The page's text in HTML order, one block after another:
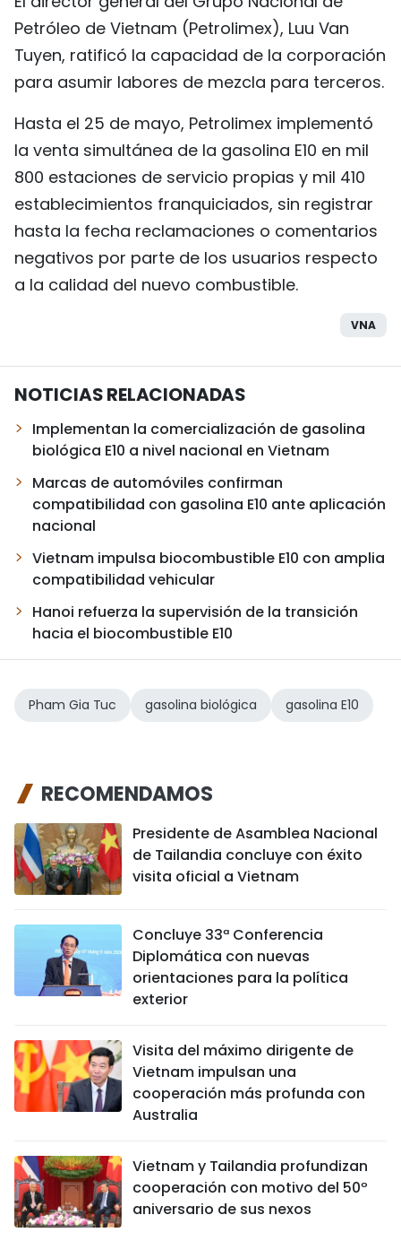
Petróleo de Vietnam (Petrolimex), Luu Van
Tuyen, ratificó la capacidad de la corporación
para asumir labores de mezcla para terceros.
Hasta el 25 de mayo, Petrolimex implementó
la venta simultánea de la gasolina E10 en mil
800 estaciones de servicio propias y mil 410
establecimientos franquiciados, sin registrar
hasta la fecha reclamaciones o comentarios
negativos por parte de los usuarios respecto
a la calidad del nuevo combustible.
VNA
NOTICIAS RELACIONADAS
Implementan la comercialización de gasolina
biológica E10 a nivel nacional en Vietnam
Marcas de automóviles confirman
compatibilidad con gasolina E10 ante aplicación
nacional
Vietnam impulsa biocombustible E10 con amplia
compatibilidad vehicular
Hanoi refuerza la supervisión de la transición
hacia el biocombustible E10
Pham Gia Tuc gasolina biológica gasolina E10
RECOMENDAMOS
Presidente de Asamblea Nacional
de Tailandia concluye con éxito
visita oficial a Vietnam
Concluye 33ª Conferencia
Diplomática con nuevas
orientaciones para la política
exterior
Visita del máximo dirigente de
Vietnam impulsan una
cooperación más profunda con
Australia
Vietnam y Tailandia profundizan
cooperación con motivo del 50º
aniversario de sus nexos